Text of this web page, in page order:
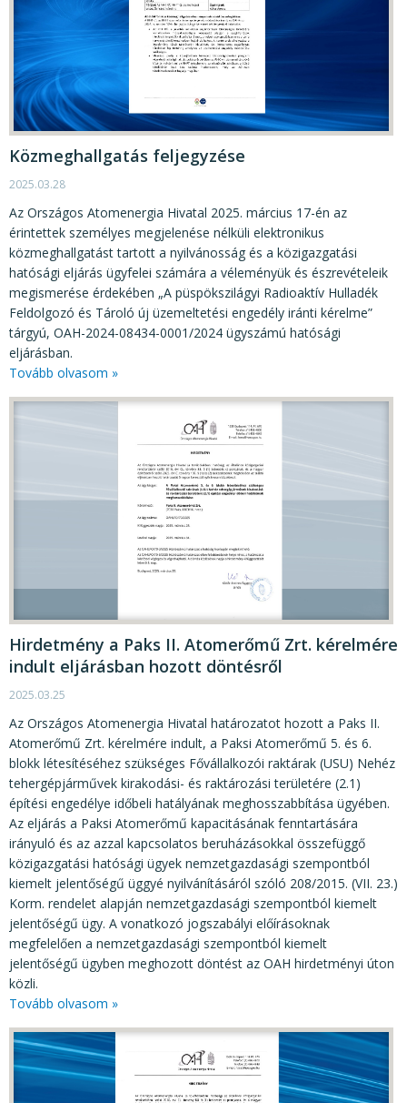
Közmeghallgatás feljegyzése
2025.03.28
Az Országos Atomenergia Hivatal 2025. március 17-én az
érintettek személyes megjelenése nélküli elektronikus
közmeghallgatást tartott a nyilvánosság és a közigazgatási
hatósági eljárás ügyfelei számára a véleményük és észrevételeik
megismerése érdekében „A püspökszilágyi Radioaktív Hulladék
Feldolgozó és Tároló új üzemeltetési engedély iránti kérelme”
tárgyú, OAH-2024-08434-0001/2024 ügyszámú hatósági
eljárásban.
Tovább olvasom »
Hirdetmény a Paks II. Atomerőmű Zrt. kérelmére
indult eljárásban hozott döntésről
2025.03.25
Az Országos Atomenergia Hivatal határozatot hozott a Paks II.
Atomerőmű Zrt. kérelmére indult, a Paksi Atomerőmű 5. és 6.
blokk létesítéséhez szükséges Fővállalkozói raktárak (USU) Nehéz
tehergépjárművek kirakodási- és raktározási területére (2.1)
építési engedélye időbeli hatályának meghosszabbítása ügyében.
Az eljárás a Paksi Atomerőmű kapacitásának fenntartására
irányuló és az azzal kapcsolatos beruházásokkal összefüggő
közigazgatási hatósági ügyek nemzetgazdasági szempontból
kiemelt jelentőségű üggyé nyilvánításáról szóló 208/2015. (VII. 23.)
Korm. rendelet alapján nemzetgazdasági szempontból kiemelt
jelentőségű ügy. A vonatkozó jogszabályi előírásoknak
megfelelően a nemzetgazdasági szempontból kiemelt
jelentőségű ügyben meghozott döntést az OAH hirdetményi úton
közli.
Tovább olvasom »